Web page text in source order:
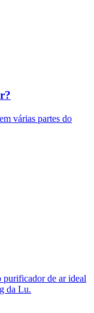
várias partes do
purificador de ar ideal
da Lu.